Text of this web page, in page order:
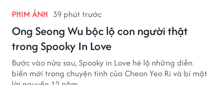
PHIM ẢNH 39 phút trước
Ong Seong Wu bộc lộ con người thật
trong Spooky In Love
Bước vào nửa sau, Spooky in Love hé lộ những diễn
biến mới trong chuyện tình của Cheon Yeo Ri và bí mật